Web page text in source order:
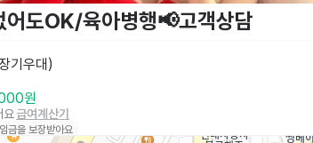
도OK/육아병행📢고객상담
기우대 )
원
급여계산기
금을 보장받아요